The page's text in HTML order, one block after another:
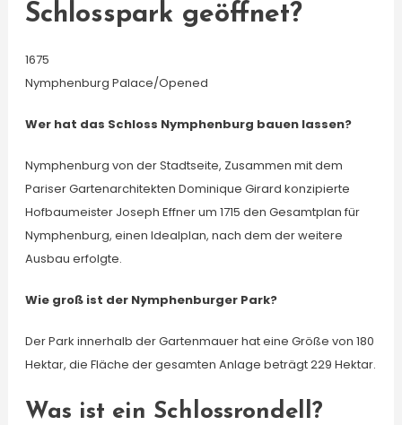
Schlosspark geöffnet?
1675
Nymphenburg Palace/Opened
Wer hat das Schloss Nymphenburg bauen lassen?
Nymphenburg von der Stadtseite, Zusammen mit dem
Pariser Gartenarchitekten Dominique Girard konzipierte
Hofbaumeister Joseph Effner um 1715 den Gesamtplan für
Nymphenburg, einen Idealplan, nach dem der weitere
Ausbau erfolgte.
Wie groß ist der Nymphenburger Park?
Der Park innerhalb der Gartenmauer hat eine Größe von 180
Hektar, die Fläche der gesamten Anlage beträgt 229 Hektar.
Was ist ein Schlossrondell?